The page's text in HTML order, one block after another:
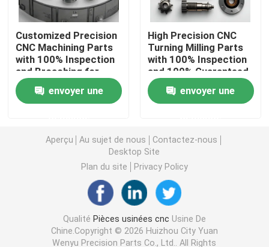
Pièces de fraisage de rotation de commande
Pièces d'acier inoxydable de commande numérique
Pièces en laiton de commande numérique par
Pièces de découpe laser
Commande numérique par ordinateur emboutissant
Pièces imprimées en 3D
Customized Precision
CNC Machining Parts
with 100% Inspection
and Broaching for
Stainless Steel and
Aluminumenvoyer une
High Precision CNC
Turning Milling Parts
with 100% Inspection
and 100% Guaranteed
for Small Orders
Acceptedenvoyer une
Aperçu Au sujet de nous
Contactez-nous
Desktop Site
Plan du site
Privacy Policy
Qualité Pièces usinées cnc Usine De
Chine.Copyright © 2026 Huizhou City Yuan
Wenyu Precision Parts Co., Ltd.. All Rights